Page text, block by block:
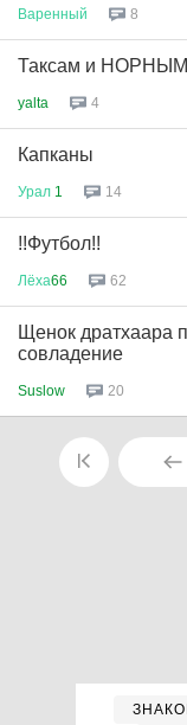
Варенный 8
Таксам и
yalta 4
Капканы
Урал 1 14
!!Футбол!!
Лёха66 62
Щенок дратхаара
совладение
Suslow 20